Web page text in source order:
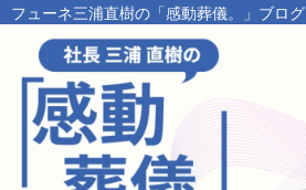
フューネ三浦直樹の「感動葬儀。」ブログ